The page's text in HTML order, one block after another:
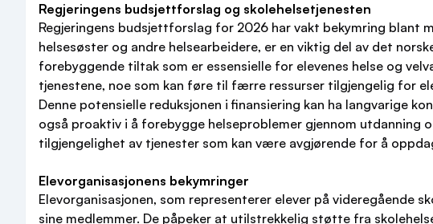
Regjeringens budsjettforslag og skolehelsetjenesten
Regjeringens budsjettforslag for 2026 har vakt bekymring blant
helsesøster og andre helsearbeidere, er en viktig del av det
forebyggende tiltak som er essensielle for elevenes helse og
tjenestene, noe som kan føre til færre ressurser tilgjengelig for
Denne potensielle reduksjonen i finansiering kan ha langvarige
også proaktiv i å forebygge helseproblemer gjennom
tilgjengelighet av tjenester som kan være avgjørende for å
Elevorganisasjonens bekymringer
Elevorganisasjonen, som representerer elever på videregående
sine medlemmer. De påpeker at utilstrekkelig støtte fra